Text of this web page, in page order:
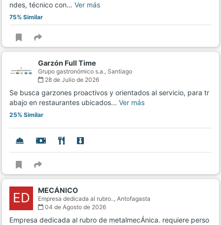
ndes, técnico con… Ver más
75% Similar
Garzón Full Time
Grupo gastronómico s.a., Santiago
28 de Julio de 2026
Se busca garzones proactivos y orientados al servicio, para tr
abajo en restaurantes ubicados… Ver más
25% Similar
ED MECÁNICO
Empresa dedicada al rubro.., Antofagasta
04 de Agosto de 2026
Empresa dedicada al rubro de metalmecÁnica. requiere perso